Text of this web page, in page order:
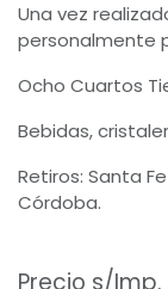
Una vez
personalmente
Ocho Cuartos
Bebidas,
Retiros: Santa
Córdoba.
Precio s/Imp.